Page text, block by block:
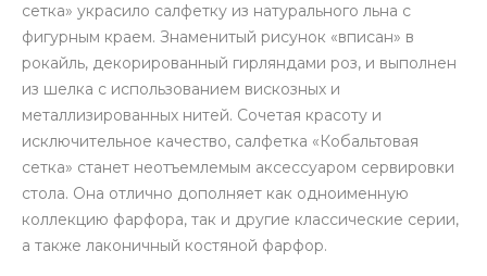
сетка» украсило салфетку из натурального льна с
фигурным краем. Знаменитый рисунок «вписан» в
рокайль, декорированный гирляндами роз, и выполнен
из шелка с использованием вискозных и
металлизированных нитей. Сочетая красоту и
исключительное качество, салфетка «Кобальтовая
сетка» станет неотъемлемым аксессуаром сервировки
стола. Она отлично дополняет как одноименную
коллекцию фарфора, так и другие классические серии,
а также лаконичный костяной фарфор.